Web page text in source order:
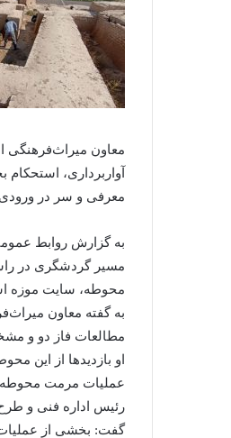
معاون میراث‌فرهنگی
آواربرداری،
معرفی و سر در
به گزارش روابط
مسیر گردشگری در
محوطه، سایت موزه
به گفته معاون
مطالعات فاز دو و
او بازدیدها از این
عملیات مرمت محوطه
رئیس اداره فنی و
گفت: بخشی از